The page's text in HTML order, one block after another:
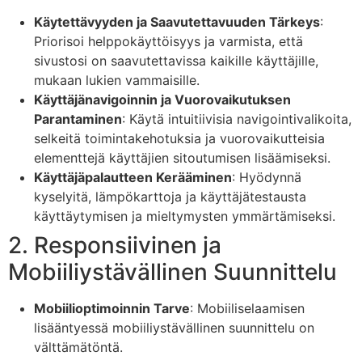
Käytettävyyden ja Saavutettavuuden Tärkeys:
Priorisoi helppokäyttöisyys ja varmista, että
sivustosi on saavutettavissa kaikille käyttäjille,
mukaan lukien vammaisille.
Käyttäjänavigoinnin ja Vuorovaikutuksen
Parantaminen: Käytä intuitiivisia navigointivalikoita,
selkeitä toimintakehotuksia ja vuorovaikutteisia
elementtejä käyttäjien sitoutumisen lisäämiseksi.
Käyttäjäpalautteen Kerääminen: Hyödynnä
kyselyitä, lämpökarttoja ja käyttäjätestausta
käyttäytymisen ja mieltymysten ymmärtämiseksi.
2. Responsiivinen ja
Mobiiliystävällinen Suunnittelu
Mobiilioptimoinnin Tarve: Mobiiliselaamisen
lisääntyessä mobiiliystävällinen suunnittelu on
välttämätöntä.